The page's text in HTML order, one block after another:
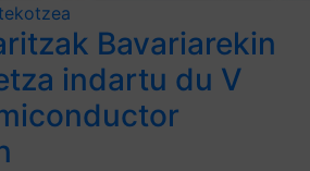
Bavariarekin
indartu du V